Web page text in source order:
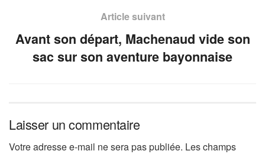
Article suivant
Avant son départ, Machenaud vide son
sac sur son aventure bayonnaise
Laisser un commentaire
Votre adresse e-mail ne sera pas publiée. Les champs